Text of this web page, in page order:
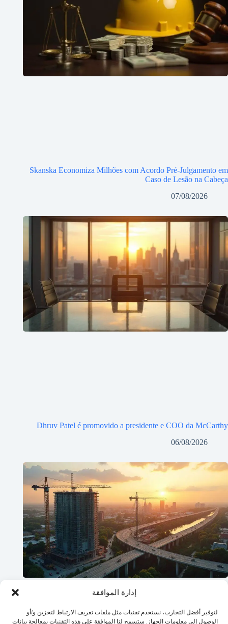
إدارة الموافقة
لتوفير أفضل التجارب، نستخدم تقنيات مثل ملفات تعريف الارتباط لتخزين و/أو
الوصول إلى معلومات الجهاز. ستسمح لنا الموافقة على هذه التقنيات بمعالجة بيانات
Skanska Economiza Milhões com Acordo Pré-Julgamento em
Caso de Lesão na Cabeça
07/08/2026
Dhruv Patel é promovido a presidente e COO da McCarthy
06/08/2026